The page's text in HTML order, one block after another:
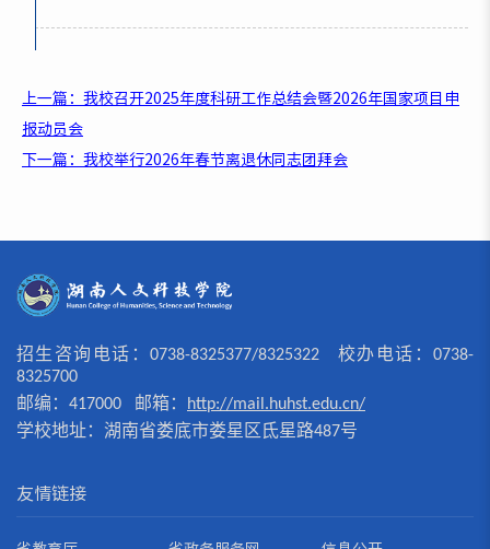
上一篇：我校召开2025年度科研工作总结会暨2026年国家项目申
报动员会
下一篇：我校举行2026年春节离退休同志团拜会
招生咨询电话：0738-8325377/8325322 校办电话：0738-
8325700
邮编：417000 邮箱： http://mail.huhst.edu.cn/
学校地址：湖南省娄底市娄星区氐星路487号
友情链接